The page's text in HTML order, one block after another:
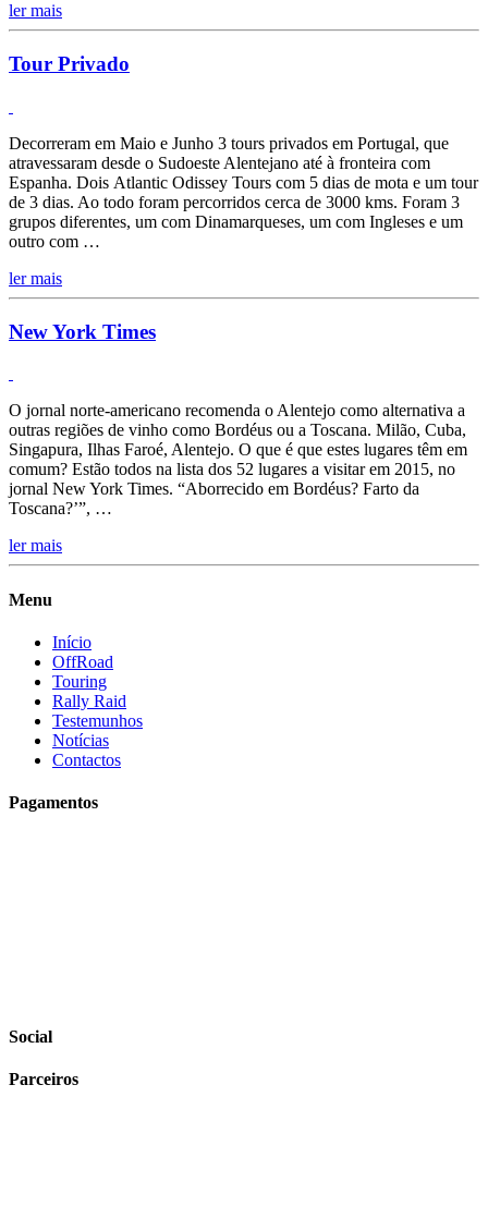
ler mais
Tour Privado
Decorreram em Maio e Junho 3 tours privados em Portugal, que
atravessaram desde o Sudoeste Alentejano até à fronteira com
Espanha. Dois Atlantic Odissey Tours com 5 dias de mota e um tour
de 3 dias. Ao todo foram percorridos cerca de 3000 kms. Foram 3
grupos diferentes, um com Dinamarqueses, um com Ingleses e um
outro com …
ler mais
New York Times
O jornal norte-americano recomenda o Alentejo como alternativa a
outras regiões de vinho como Bordéus ou a Toscana. Milão, Cuba,
Singapura, Ilhas Faroé, Alentejo. O que é que estes lugares têm em
comum? Estão todos na lista dos 52 lugares a visitar em 2015, no
jornal New York Times. “Aborrecido em Bordéus? Farto da
Toscana?’”, …
ler mais
Menu
Início
OffRoad
Touring
Rally Raid
Testemunhos
Notícias
Contactos
Pagamentos
Social
Parceiros